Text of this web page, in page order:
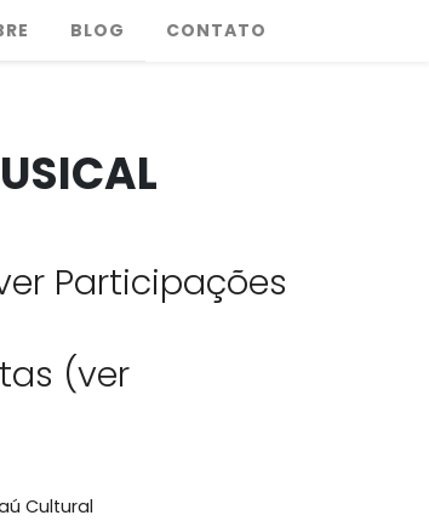
BLOG CONTATO
Participações
(ver
Cultural